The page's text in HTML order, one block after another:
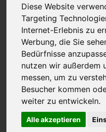
Diese Website
Targeting
Internet-Erlebnis zu
Werbung, die Sie
Bedürfnisse
nutzen wir außerdem
messen, um zu
Besucher kommen
weiter zu entwickeln.
Alle akzeptieren